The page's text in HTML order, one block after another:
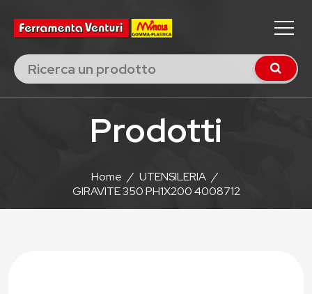
Prodotti
Home / UTENSILERIA /
GIRAVITE 350 PH1X200 4008712